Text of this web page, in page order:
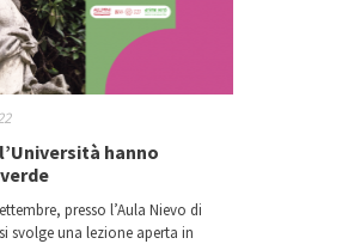
hanno
presso l’Aula Nievo di
svolge una lezione aperta in